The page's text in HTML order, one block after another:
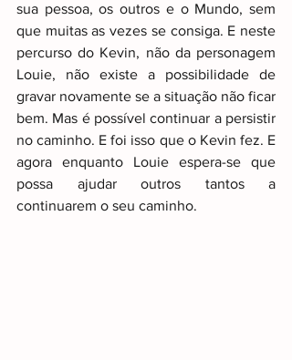
sua pessoa, os outros e o Mundo, sem
que muitas as vezes se consiga. E neste
percurso do Kevin, não da personagem
Louie, não existe a possibilidade de
gravar novamente se a situação não ficar
bem. Mas é possível continuar a persistir
no caminho. E foi isso que o Kevin fez. E
agora enquanto Louie espera-se que
possa ajudar outros tantos a
continuarem o seu caminho.